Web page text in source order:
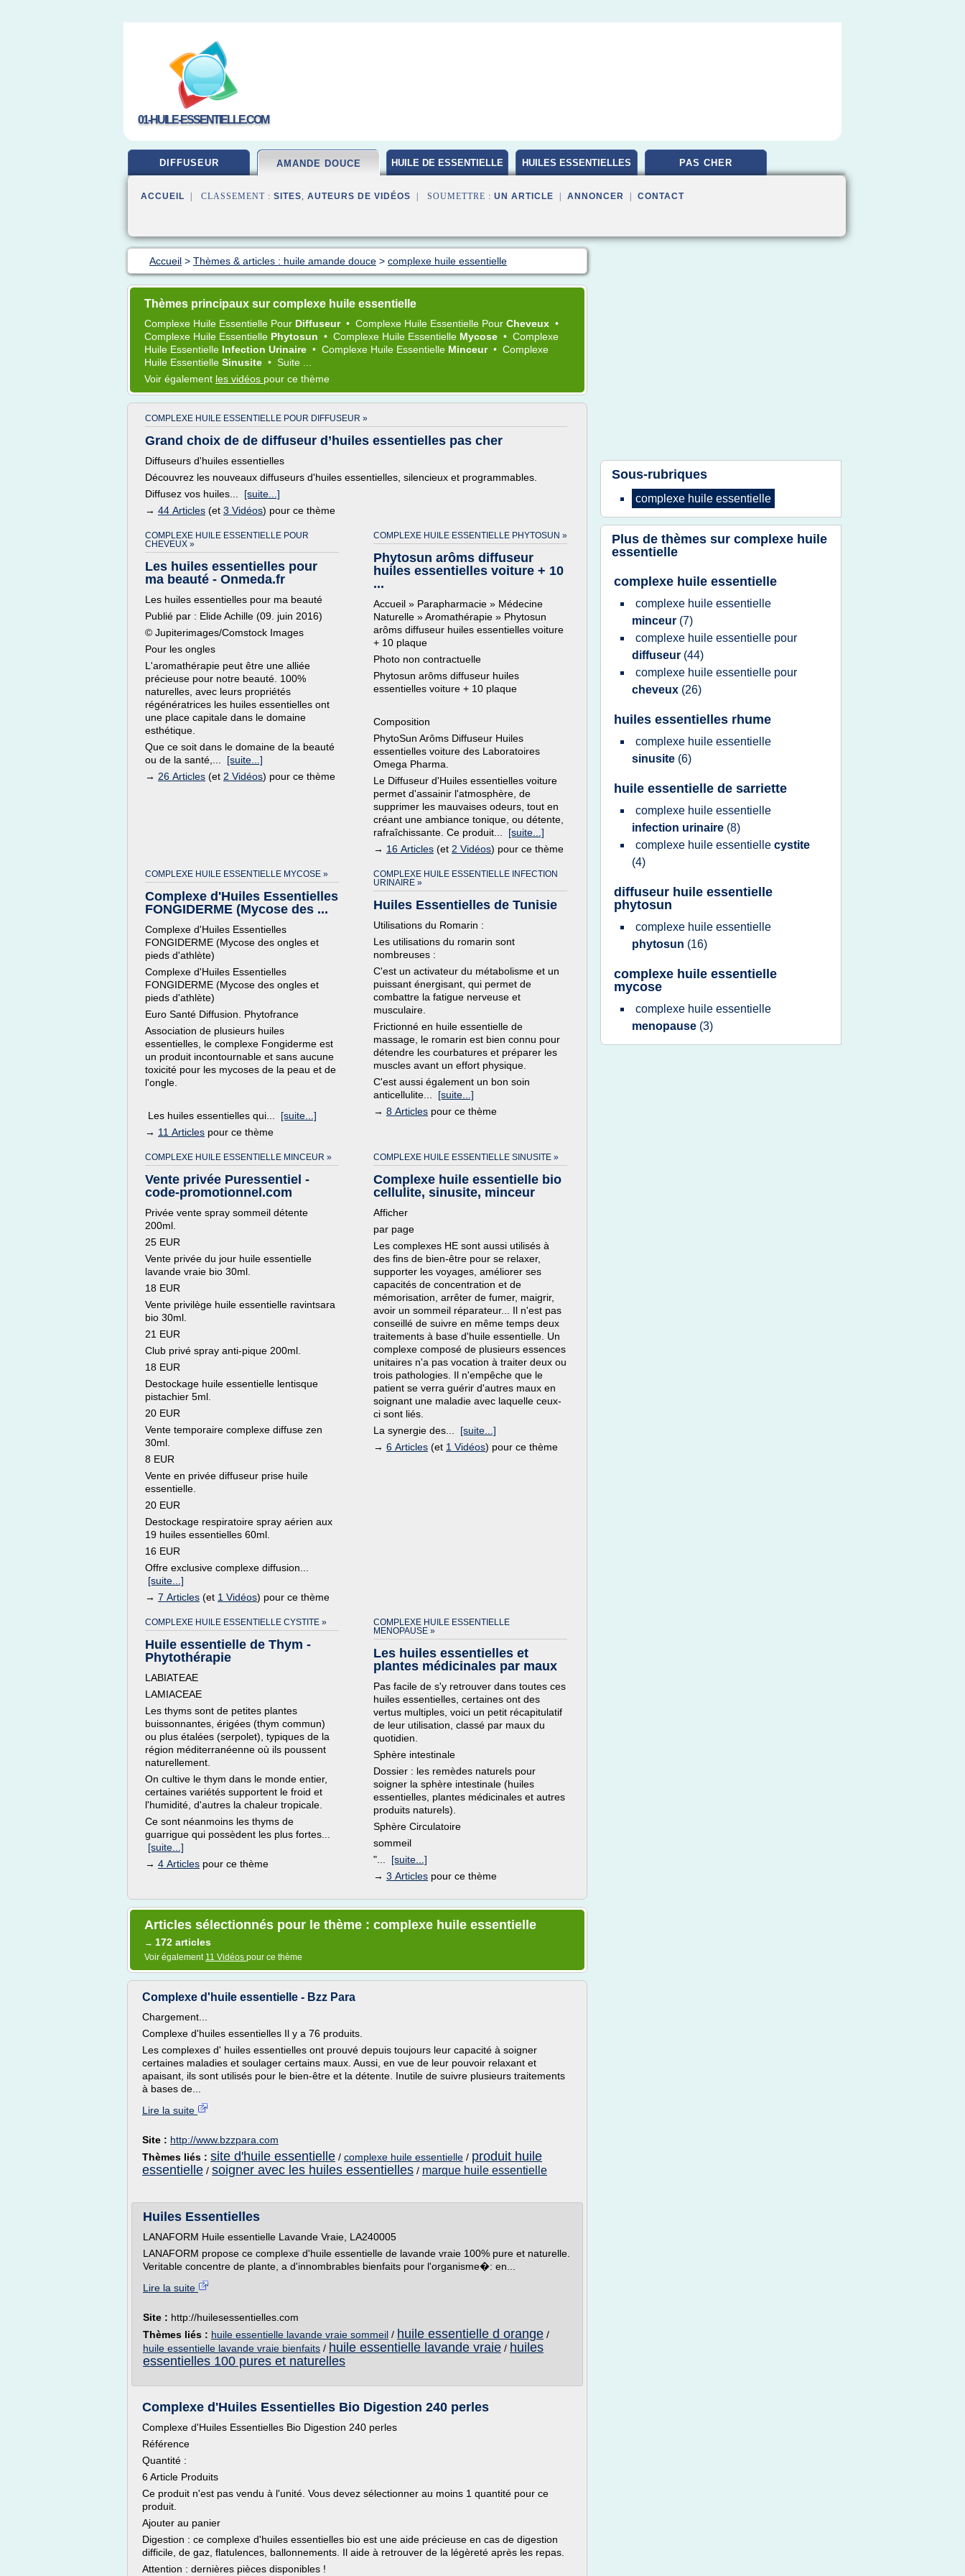
01-HUILE-ESSENTIELLE.COM
DIFFUSEUR AMANDE DOUCE HUILE DE ESSENTIELLE HUILES ESSENTIELLES PAS CHER
ACCUEIL | CLASSEMENT : SITES, AUTEURS DE VIDÉOS | SOUMETTRE : UN ARTICLE ANNONCER CONTACT
Accueil > Thèmes & articles : huile amande douce > complexe huile essentielle
Thèmes principaux sur complexe huile essentielle
Complexe Huile Essentielle Pour Diffuseur • Complexe Huile Essentielle Pour Cheveux •
Complexe Huile Essentielle Phytosun • Complexe Huile Essentielle Mycose • Complexe
Huile Essentielle Infection Urinaire • Complexe Huile Essentielle Minceur • Complexe
Huile Essentielle Sinusite • Suite ...
Voir également les vidéos pour ce thème
COMPLEXE HUILE ESSENTIELLE POUR DIFFUSEUR »
Grand choix de de diffuseur d’huiles essentielles pas cher
Diffuseurs d'huiles essentielles
Découvrez les nouveaux diffuseurs d'huiles essentielles, silencieux et programmables.
Diffusez vos huiles... [suite...]
→ 44 Articles (et 3 Vidéos) pour ce thème
COMPLEXE HUILE ESSENTIELLE POUR
CHEVEUX »
Les huiles essentielles pour
ma beauté - Onmeda.fr
Les huiles essentielles pour ma beauté
Publié par : Elide Achille (09. juin 2016)
© Jupiterimages/Comstock Images
Pour les ongles
L'aromathérapie peut être une alliée
précieuse pour notre beauté. 100%
naturelles, avec leurs propriétés
régénératrices les huiles essentielles ont
une place capitale dans le domaine
esthétique.
Que ce soit dans le domaine de la beauté
ou de la santé,... [suite...]
→ 26 Articles (et 2 Vidéos) pour ce thème
COMPLEXE HUILE ESSENTIELLE PHYTOSUN »
Phytosun arôms diffuseur
huiles essentielles voiture + 10
...
Accueil » Parapharmacie » Médecine
Naturelle » Aromathérapie » Phytosun
arôms diffuseur huiles essentielles voiture
+ 10 plaque
Photo non contractuelle
Phytosun arôms diffuseur huiles
essentielles voiture + 10 plaque
Composition
PhytoSun Arôms Diffuseur Huiles
essentielles voiture des Laboratoires
Omega Pharma.
Le Diffuseur d'Huiles essentielles voiture
permet d'assainir l'atmosphère, de
supprimer les mauvaises odeurs, tout en
créant une ambiance tonique, ou détente,
rafraîchissante. Ce produit... [suite...]
→ 16 Articles (et 2 Vidéos) pour ce thème
COMPLEXE HUILE ESSENTIELLE MYCOSE »
Complexe d'Huiles Essentielles
FONGIDERME (Mycose des ...
Complexe d'Huiles Essentielles
FONGIDERME (Mycose des ongles et
pieds d'athlète)
Complexe d'Huiles Essentielles
FONGIDERME (Mycose des ongles et
pieds d'athlète)
Euro Santé Diffusion. Phytofrance
Association de plusieurs huiles
essentielles, le complexe Fongiderme est
un produit incontournable et sans aucune
toxicité pour les mycoses de la peau et de
l'ongle.
Les huiles essentielles qui... [suite...]
→ 11 Articles pour ce thème
COMPLEXE HUILE ESSENTIELLE INFECTION
URINAIRE »
Huiles Essentielles de Tunisie
Utilisations du Romarin :
Les utilisations du romarin sont
nombreuses :
C'est un activateur du métabolisme et un
puissant énergisant, qui permet de
combattre la fatigue nerveuse et
musculaire.
Frictionné en huile essentielle de
massage, le romarin est bien connu pour
détendre les courbatures et préparer les
muscles avant un effort physique.
C'est aussi également un bon soin
anticellulite... [suite...]
→ 8 Articles pour ce thème
COMPLEXE HUILE ESSENTIELLE MINCEUR »
Vente privée Puressentiel -
code-promotionnel.com
Privée vente spray sommeil détente
200ml.
25 EUR
Vente privée du jour huile essentielle
lavande vraie bio 30ml.
18 EUR
Vente privilège huile essentielle ravintsara
bio 30ml.
21 EUR
Club privé spray anti-pique 200ml.
18 EUR
Destockage huile essentielle lentisque
pistachier 5ml.
20 EUR
Vente temporaire complexe diffuse zen
30ml.
8 EUR
Vente en privée diffuseur prise huile
essentielle.
20 EUR
Destockage respiratoire spray aérien aux
19 huiles essentielles 60ml.
16 EUR
Offre exclusive complexe diffusion...
[suite...]
→ 7 Articles (et 1 Vidéos) pour ce thème
COMPLEXE HUILE ESSENTIELLE SINUSITE »
Complexe huile essentielle bio
cellulite, sinusite, minceur
Afficher
par page
Les complexes HE sont aussi utilisés à
des fins de bien-être pour se relaxer,
supporter les voyages, améliorer ses
capacités de concentration et de
mémorisation, arrêter de fumer, maigrir,
avoir un sommeil réparateur... Il n'est pas
conseillé de suivre en même temps deux
traitements à base d'huile essentielle. Un
complexe composé de plusieurs essences
unitaires n'a pas vocation à traiter deux ou
trois pathologies. Il n'empêche que le
patient se verra guérir d'autres maux en
soignant une maladie avec laquelle ceux-
ci sont liés.
La synergie des... [suite...]
→ 6 Articles (et 1 Vidéos) pour ce thème
COMPLEXE HUILE ESSENTIELLE CYSTITE »
Huile essentielle de Thym -
Phytothérapie
LABIATEAE
LAMIACEAE
Les thyms sont de petites plantes
buissonnantes, érigées (thym commun)
ou plus étalées (serpolet), typiques de la
région méditerranéenne où ils poussent
naturellement.
On cultive le thym dans le monde entier,
certaines variétés supportent le froid et
l'humidité, d'autres la chaleur tropicale.
Ce sont néanmoins les thyms de
guarrigue qui possèdent les plus fortes...
[suite...]
→ 4 Articles pour ce thème
COMPLEXE HUILE ESSENTIELLE
MENOPAUSE »
Les huiles essentielles et
plantes médicinales par maux
Pas facile de s'y retrouver dans toutes ces
huiles essentielles, certaines ont des
vertus multiples, voici un petit récapitulatif
de leur utilisation, classé par maux du
quotidien.
Sphère intestinale
Dossier : les remèdes naturels pour
soigner la sphère intestinale (huiles
essentielles, plantes médicinales et autres
produits naturels).
Sphère Circulatoire
sommeil
"... [suite...]
→ 3 Articles pour ce thème
Articles sélectionnés pour le thème : complexe huile essentielle
→ 172 articles
Voir également 11 Vidéos pour ce thème
Complexe d'huile essentielle - Bzz Para
Chargement...
Complexe d'huiles essentielles Il y a 76 produits.
Les complexes d' huiles essentielles ont prouvé depuis toujours leur capacité à soigner
certaines maladies et soulager certains maux. Aussi, en vue de leur pouvoir relaxant et
apaisant, ils sont utilisés pour le bien-être et la détente. Inutile de suivre plusieurs traitements
à bases de...
Lire la suite
Site : http://www.bzzpara.com
Thèmes liés : site d'huile essentielle / complexe huile essentielle / produit huile
essentielle / soigner avec les huiles essentielles / marque huile essentielle
Huiles Essentielles
LANAFORM Huile essentielle Lavande Vraie, LA240005
LANAFORM propose ce complexe d'huile essentielle de lavande vraie 100% pure et naturelle.
Veritable concentre de plante, a d'innombrables bienfaits pour l'organisme�: en...
Lire la suite
Site : http://huilesessentielles.com
Thèmes liés : huile essentielle lavande vraie sommeil / huile essentielle d orange /
huile essentielle lavande vraie bienfaits / huile essentielle lavande vraie / huiles
essentielles 100 pures et naturelles
Complexe d'Huiles Essentielles Bio Digestion 240 perles
Complexe d'Huiles Essentielles Bio Digestion 240 perles
Référence
Quantité :
6 Article Produits
Ce produit n'est pas vendu à l'unité. Vous devez sélectionner au moins 1 quantité pour ce
produit.
Ajouter au panier
Digestion : ce complexe d'huiles essentielles bio est une aide précieuse en cas de digestion
difficile, de gaz, flatulences, ballonnements. Il aide à retrouver de la légèreté après les repas.
Attention : dernières pièces disponibles !
Sous-rubriques
complexe huile essentielle
Plus de thèmes sur complexe huile
essentielle
complexe huile essentielle
complexe huile essentielle
minceur (7)
complexe huile essentielle pour
diffuseur (44)
complexe huile essentielle pour
cheveux (26)
huiles essentielles rhume
complexe huile essentielle
sinusite (6)
huile essentielle de sarriette
complexe huile essentielle
infection urinaire (8)
complexe huile essentielle cystite
(4)
diffuseur huile essentielle
phytosun
complexe huile essentielle
phytosun (16)
complexe huile essentielle
mycose
complexe huile essentielle
menopause (3)